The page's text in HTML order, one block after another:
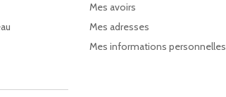
Mes avoirs
Mes adresses
Mes informations personnelles